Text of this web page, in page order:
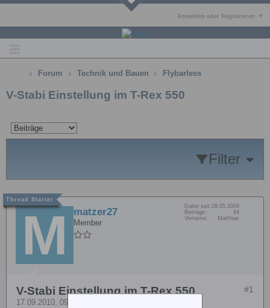
Anmelden oder Registrieren
Forum Technik und Bauen Flybarless
V-Stabi Einstellung im T-Rex 550
Filter
matzer27
Member
Dabei seit:28.05.2009
Beiträge:
64
Vorname:
Matthias
#1
V-Stabi Einstellung im T-Rex 550
17.09.2010, 09:43